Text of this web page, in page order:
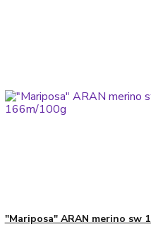
"Mariposa" ARAN merino sw